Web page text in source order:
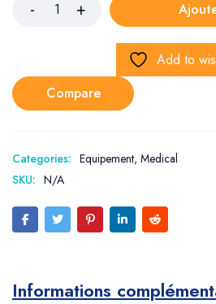
Add to
Compare
Categories: Equipement, Medical
SKU: N/A
Informations